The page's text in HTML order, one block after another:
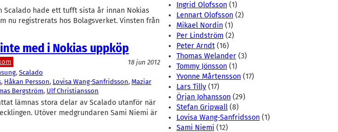
Scalado hade ett tufft sista år innan Nokias
nu registrerats hos Bolagsverket. Vinsten från
med i Nokias uppköp
18 jun 2012
, Scalado
, Håkan Persson, Lovisa Wang-Sanfridsson, Maziar
Bergström, Ulf Christiansson
lämnas stora delar av Scalado utanför när
Utöver medgrundaren Sami Niemi är
Ingrid Olofsson (1)
Lennart Olofsson (2)
Mikael Nordin (1)
Per Lindström (2)
Peter Arndt (16)
Thomas Welander (3)
Tommy Jönsson (1)
Yvonne Mårtensson (17)
Lars Tilly (17)
Örjan Johansson (29)
Stefan Gripwall (8)
Lovisa Wang-Sanfridsson (1)
Sami Niemi (12)